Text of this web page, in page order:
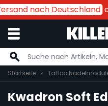
nach Deutschlandab
Zum Inhalt springen
Startseite Tattoo
Kwadron Soft